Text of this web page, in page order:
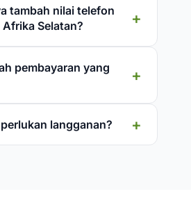
tambah nilai telefon
Selatan?
pembayaran yang
langganan?